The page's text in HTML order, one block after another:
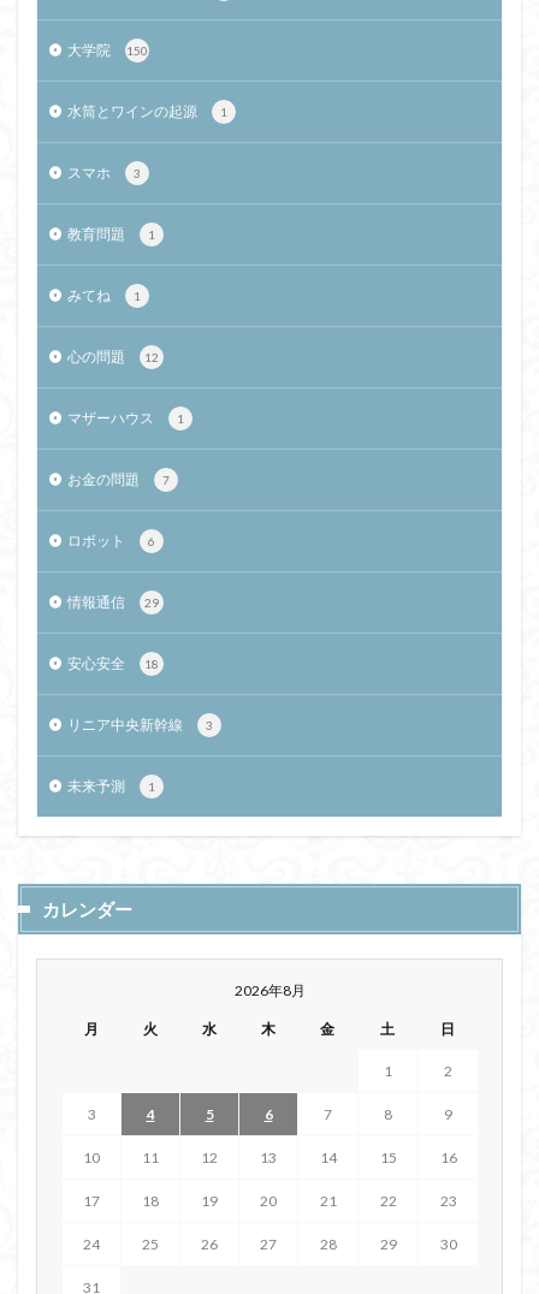
大学院 150
水筒とワインの起源 1
スマホ 3
教育問題 1
みてね 1
心の問題 12
マザーハウス 1
お金の問題 7
ロボット 6
情報通信 29
安心安全 18
リニア中央新幹線 3
未来予測 1
カレンダー
2026年8月
月 火 水 木 金 土 日
1 2
3 4 5 6 7 8 9
10 11 12 13 14 15 16
17 18 19 20 21 22 23
24 25 26 27 28 29 30
31